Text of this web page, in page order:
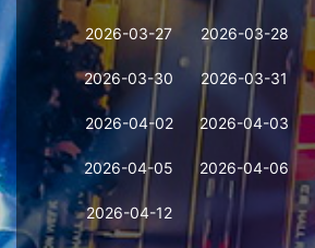
2026-03-27 2026-03-28
2026-03-30 2026-03-31
2026-04-02 2026-04-03
2026-04-05 2026-04-06
2026-04-12